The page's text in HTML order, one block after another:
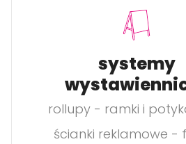
systemy
rollupy - ramki i
ścianki reklamowe -